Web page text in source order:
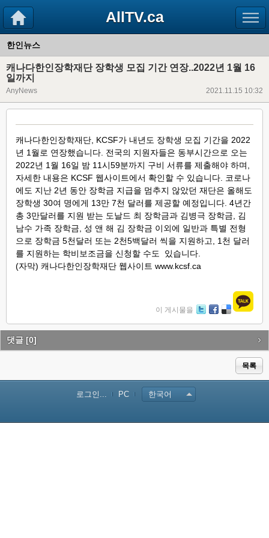
AllTV.ca
한인뉴스
캐나다한인장학재단 장학생 모집 기간 연장..2022년 1월 16
일까지
AnyNews 2021.11.15 10:32
캐나다한인장학재단, KCSF가 내년도 장학생 모집 기간을 2022
년 1월로 연장했습니다. 전국의 지원자들은 동부시간으로 오는
2022년 1월 16일 밤 11시59분까지 구비 서류를 제출해야 하며,
자세한 내용은 KCSF 웹사이트에서 확인할 수 있습니다. 코로나
에도 지난 2년 동안 장학금 지급을 멈추지 않았던 재단은 올해도
장학생 30여 명에게 13만 7천 달러를 제공할 예정입니다. 4년간
총 3만달러를 지원 받는 도날드 최 장학금과 김병극 장학금, 김
남수 가족 장학금, 성 앤 해 김 장학금 이외에 일반과 특별 전형
으로 장학금 5천달러 또는 2천5백달러 씩을 지원하고, 1천 달러
를 지원하는 학비보조금을 신청할 수도 있습니다.
(자막) 캐나다한인장학재단 웹사이트 www.kcsf.ca
이 게시물을
itte ce lici
댓글 [0]
목록
로그인... PC 한국어